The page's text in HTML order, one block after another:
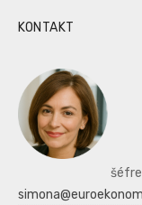
KONTAKT